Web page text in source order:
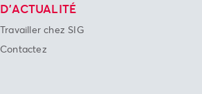
D'ACTUALITÉ
Travailler chez SIG
Contactez